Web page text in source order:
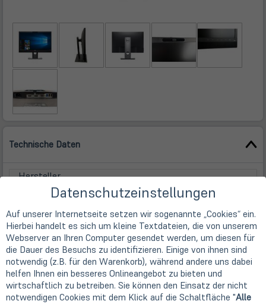
Technische Daten
Hersteller
Bildschirmtyp
Hybrider TFT-Monitor
Technische Daten Display
Bilddiagonale
61,0 cm(24")
Displaytyp
Mattiert (Anti-Glare-Type-Display)
Displaytechnologie
Datenschutzeinstellungen
Auf unserer Internetseite setzen wir sogenannte „Cookies“ ein.
Hierbei handelt es sich um kleine Textdateien, die von unserem
Webserver an Ihren Computer gesendet werden, um diesen für
die Dauer des Besuchs zu identifizieren. Einige von ihnen sind
notwendig (z.B. für den Warenkorb), während andere uns dabei
helfen Ihnen ein besseres Onlineangebot zu bieten und
wirtschaftlich zu betreiben. Sie können den Einsatz der nicht
notwendigen Cookies mit dem Klick auf die Schaltfläche "Alle